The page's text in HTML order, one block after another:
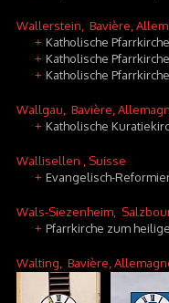
Wallerstein , Bavière,
+ Katholische
+ Katholische
+ Katholische
Wallgau , Bavière,
+ Katholische
Wallisellen , Suisse
+ Evangelisch-
Wals-Siezenheim ,
+ Pfarrkirche zum
Walting , Bavière,